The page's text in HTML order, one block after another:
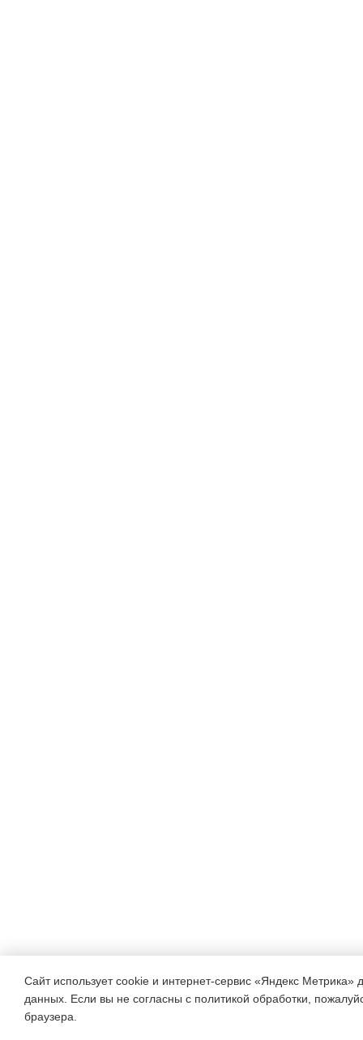
Сайт использует cookie и интернет-сервис «Яндекс Метрика»
данных. Если вы не согласны с политикой обработки,
браузера.